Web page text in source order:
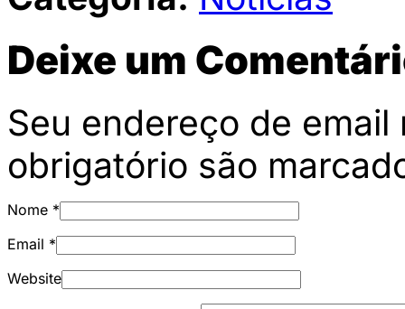
Deixe um
Seu endereço de
obrigatório são
Nome *
Email *
Website